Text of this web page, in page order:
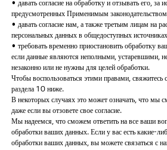
• давать согласие на обработку и отзывать его, за
предусмотренных Применимым
• давать согласие нам, а также третьим лицам на
персональных данных в общедоступных
• требовать временно приостановить обработку
если данные являются неполными, устаревшими,
незаконно или не нужны для целей обработки.
Чтобы воспользоваться этими правами, свяжитесь
раздела 10 ниже.
В некоторых случаях это может означать, что мы
даже если вы отзовете свое согласие.
Мы надеемся, что сможем ответить на все ваши
обработки ваших данных. Если у вас есть какие-
обработки ваших данных, вы можете связаться с